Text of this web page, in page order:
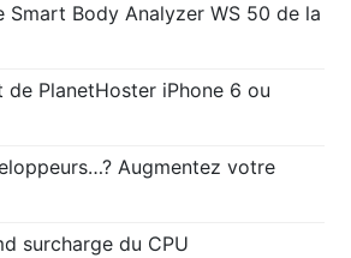
Smart Body Analyzer WS 50 de la
de PlanetHoster iPhone 6 ou
Augmentez votre
surcharge du CPU